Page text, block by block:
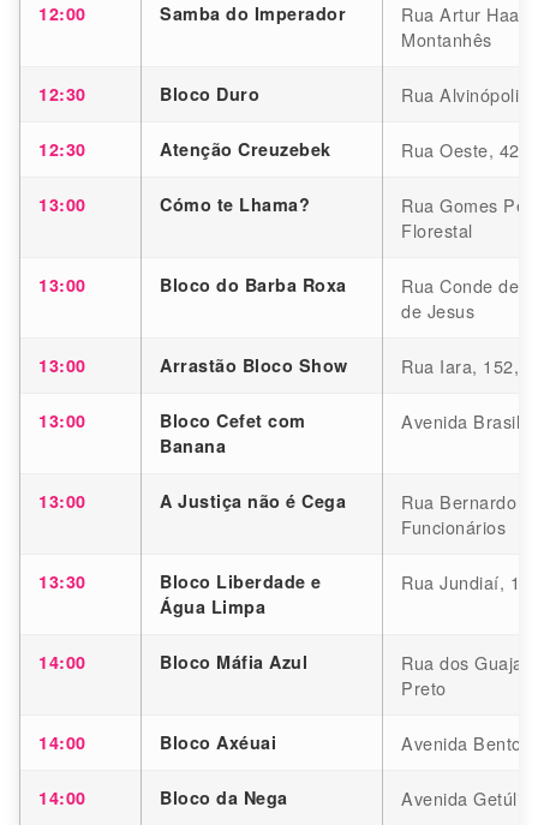
12:00 Samba do Imperador
Rua Artur
Montanhês
12:30 Bloco Duro Rua
12:30 Atenção Creuzebek Rua Oeste,
13:00 Cómo te Lhama?
Rua Gomes
Florestal
13:00 Bloco do Barba Roxa
Rua Conde de
de Jesus
13:00 Arrastão Bloco Show Rua Iara, 152,
13:00
Bloco Cefet com
Banana
Avenida Brasil,
13:00 A Justiça não é Cega
Rua Bernardo
Funcionários
13:30
Bloco Liberdade e
Água Limpa
Rua Jundiaí,
14:00 Bloco Máfia Azul
Rua dos
Preto
14:00 Bloco Axéuai Avenida Bento
14:00 Bloco da Nega Avenida